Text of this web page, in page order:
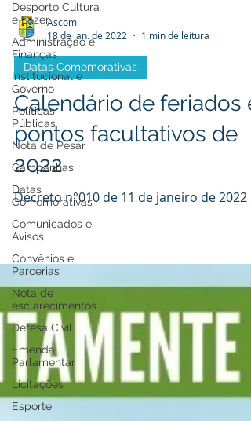
Desporto Cultura
e Lazer
Administração e
Finanças
Institucional e
Governo
Políticas
Públicas
Nota de Pesar
Campanhas
Datas
Comemorativas
Comunicados e
Avisos
Convênios e
Parcerias
Nota de
esclarecimentos
Defesa Civil
Emenda
Parlamentar
Licitações
Esporte
Ascom
18 de jan. de 2022
1 min de leitura
Datas Comemorativas
Calendário de feriados e
pontos facultativos de
2022
Decreto n°010 de 11 de janeiro de 2022